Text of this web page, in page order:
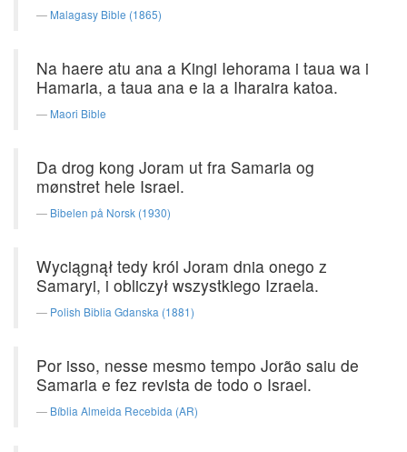
Malagasy Bible (1865)
Na haere atu ana a Kingi Iehorama i taua wa i
Hamaria, a taua ana e ia a Iharaira katoa.
Maori Bible
Da drog kong Joram ut fra Samaria og
mønstret hele Israel.
Bibelen på Norsk (1930)
Wyciągnął tedy król Joram dnia onego z
Samaryi, i obliczył wszystkiego Izraela.
Polish Biblia Gdanska (1881)
Por isso, nesse mesmo tempo Jorão saiu de
Samaria e fez revista de todo o Israel.
Bíblia Almeida Recebida (AR)